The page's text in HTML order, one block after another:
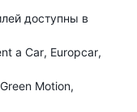
доступны в
a Car Europcar
Green Motion